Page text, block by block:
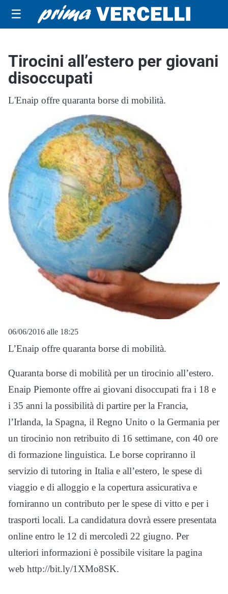
☰
Tirocini all’estero per giovani
disoccupati
L'Enaip offre quaranta borse di mobilità.
06/06/2016 alle 18:25
L’Enaip offre quaranta borse di mobilità.
Quaranta borse di mobilità per un tirocinio all’estero.
Enaip Piemonte offre ai giovani disoccupati fra i 18 e
i 35 anni la possibilità di partire per la Francia,
l’Irlanda, la Spagna, il Regno Unito o la Germania per
un tirocinio non retribuito di 16 settimane, con 40 ore
di formazione linguistica. Le borse copriranno il
servizio di tutoring in Italia e all’estero, le spese di
viaggio e di alloggio e la copertura assicurativa e
forniranno un contributo per le spese di vitto e per i
trasporti locali. La candidatura dovrà essere presentata
online entro le 12 di mercoledì 22 giugno. Per
ulteriori informazioni è possibile visitare la pagina
web http://bit.ly/1XMo8SK.